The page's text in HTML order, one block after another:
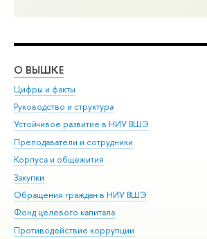
О ВЫШКЕ
Цифры и факты
Руководство и структура
Устойчивое развитие в НИУ ВШЭ
Преподаватели и сотрудники
Корпуса и общежития
Закупки
Обращения граждан в НИУ ВШЭ
Фонд целевого капитала
Противодействие коррупции